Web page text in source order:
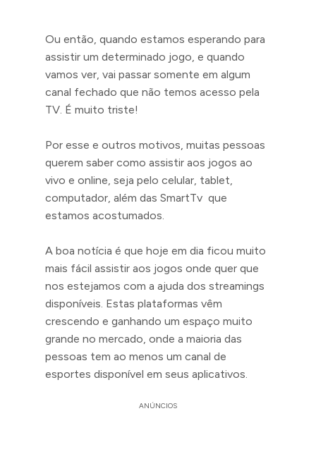
Ou então, quando estamos esperando para
assistir um determinado jogo, e quando
vamos ver, vai passar somente em algum
canal fechado que não temos acesso pela
TV. É muito triste!
Por esse e outros motivos, muitas pessoas
querem saber como assistir aos jogos ao
vivo e online, seja pelo celular, tablet,
computador, além das SmartTv que
estamos acostumados.
A boa notícia é que hoje em dia ficou muito
mais fácil assistir aos jogos onde quer que
nos estejamos com a ajuda dos streamings
disponíveis. Estas plataformas vêm
crescendo e ganhando um espaço muito
grande no mercado, onde a maioria das
pessoas tem ao menos um canal de
esportes disponível em seus aplicativos.
ANÚNCIOS